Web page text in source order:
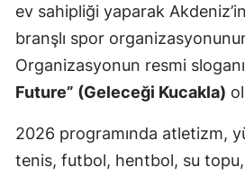
ev sahipliği yaparak
branşlı spor
Organizasyonun resmi
Future” (Geleceği Kucakla)
2026 programında atletizm,
tenis, futbol, hentbol, su